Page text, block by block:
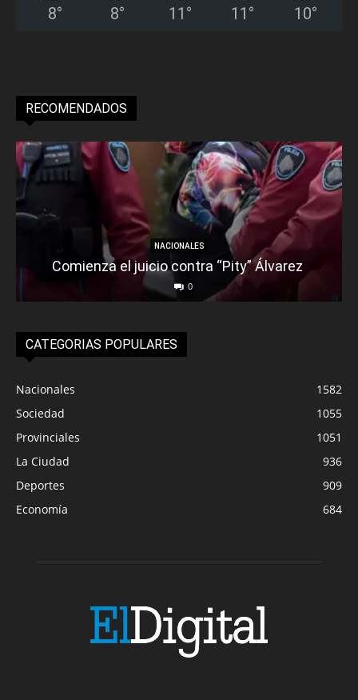
8° 8° 11 ° 11 ° 10°
RECOMENDADOS
NACIONALES
Comienza el juicio contra “Pity” Álvarez
0
CATEGORIAS POPULARES
Nacionales
1582
Sociedad
1055
Provinciales
1051
La Ciudad
936
Deportes
909
Economía
684